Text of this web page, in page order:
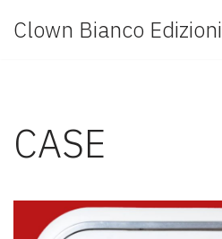
Clown Bianco Edizioni
CASE